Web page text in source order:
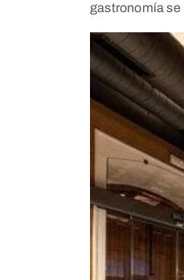
gastronomía se